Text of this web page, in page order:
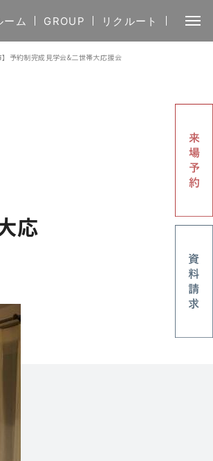
ム GROUP リクルート
約制完成見学会&二世帯大応援会
応